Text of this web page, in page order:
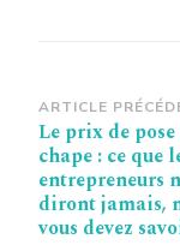
d’article
ARTICLE
Le prix de
chape : ce que
entrepreneurs
diront jamais,
vous devez